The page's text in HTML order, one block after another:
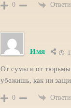
0
Имя
От сумы и от тюрьмы
убежишь, как ни
0